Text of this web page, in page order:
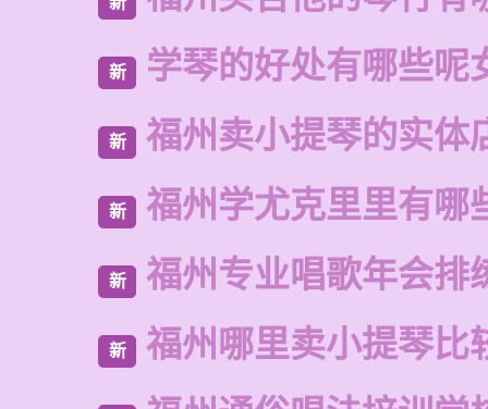
新 学琴的好处有哪些呢
新 福州卖小提琴的实体
新 福州学尤克里里有哪
新 福州专业唱歌年会排
新 福州哪里卖小提琴比